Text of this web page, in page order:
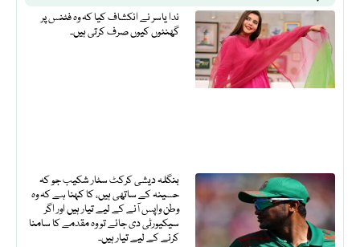
ندا یاسر نے انکشاف کیا کہ وہ فٹنس پر
گھنٹوں کیوں صرف کرتی ہیں۔
بنگلہ دیشی کرکٹ سٹار شکیب جو کہ
حسینہ کے ساتھی ہیں، کا کہنا ہے کہ وہ
وطن واپس آنے کے لیے تیار ہیں اور اگر
سیکیورٹی دی جائے تو وہ مقدمے کا سامنا
کرنے کے لیے تیار ہیں۔